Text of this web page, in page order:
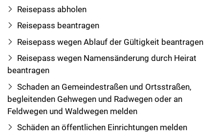
Reisepass abholen
Reisepass beantragen
Reisepass wegen Ablauf der Gültigkeit beantragen
Reisepass wegen Namensänderung durch Heirat
beantragen
Schaden an Gemeindestraßen und Ortsstraßen,
begleitenden Gehwegen und Radwegen oder an
Feldwegen und Waldwegen melden
Schäden an öffentlichen Einrichtungen melden